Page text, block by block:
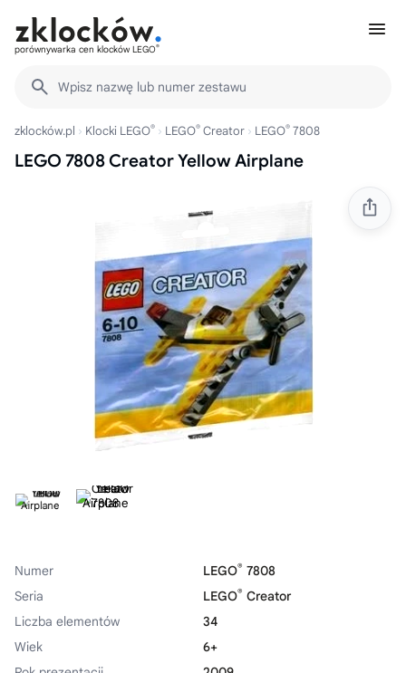
porównywarka cen klocków LEGO®
Wpisz nazwę lub numer zestawu
zklocków.pl Klocki LEGO® LEGO® Creator LEGO® 7808
LEGO 7808 Creator Yellow Airplane
Numer LEGO® 7808
Seria
LEGO® Creator
Liczba elementów
34
Wiek
6+